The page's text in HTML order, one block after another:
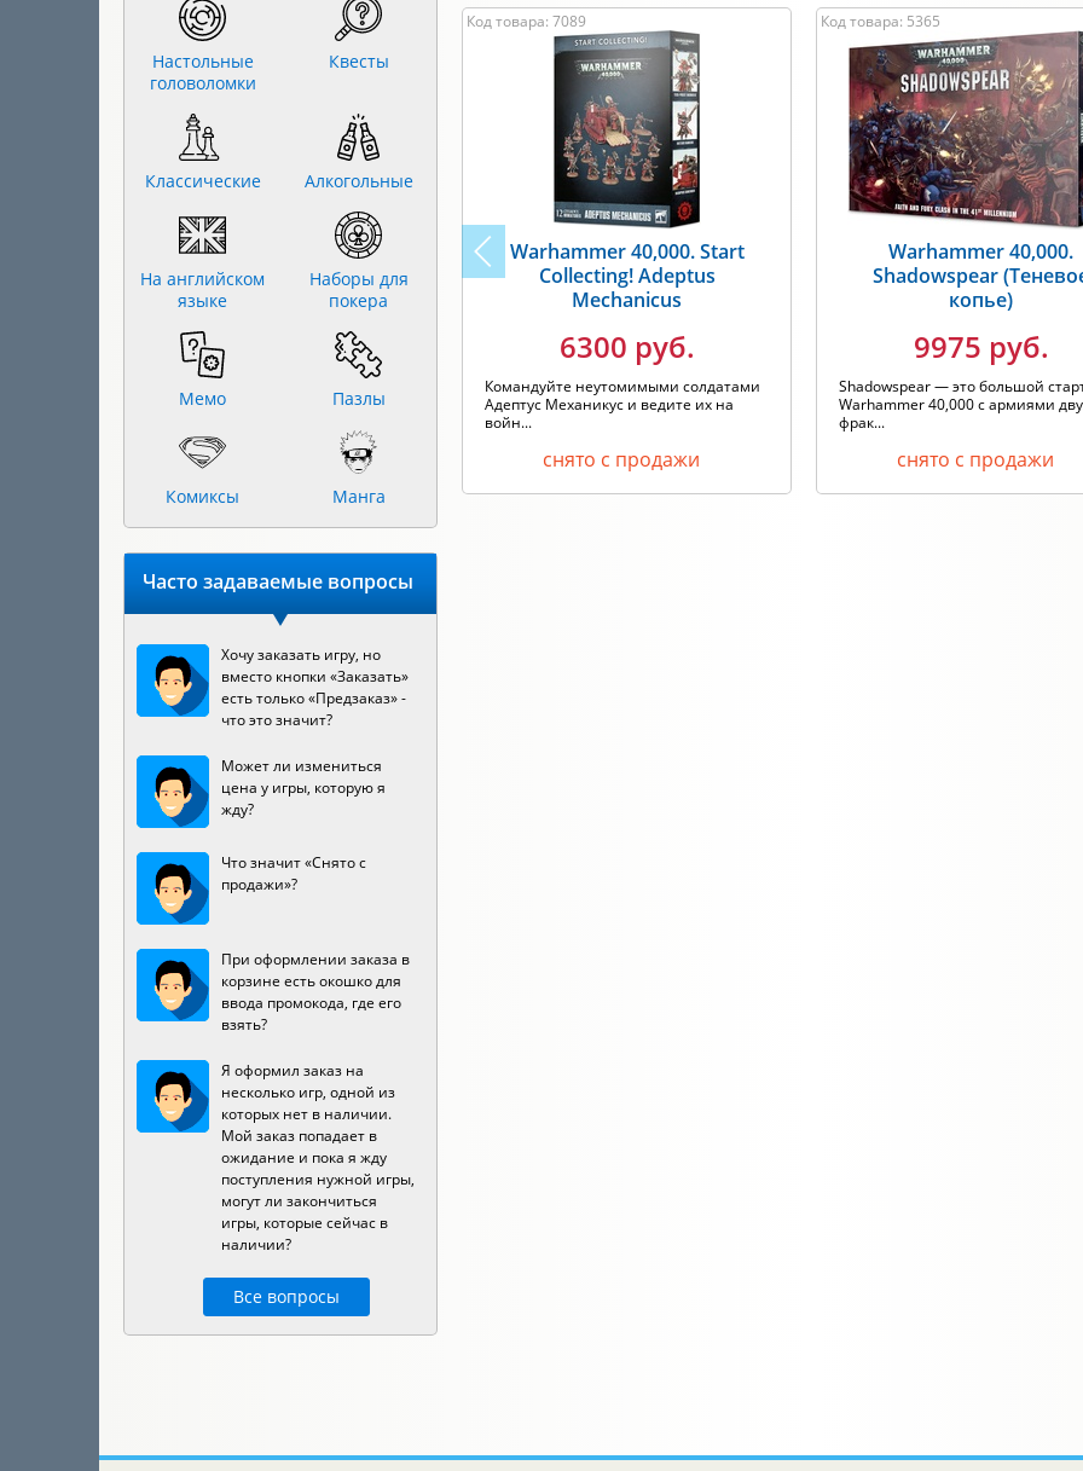
Код товара: 7089
Warhammer 40,000. Start
Collecting! Adeptus
Mechanicus
6300 руб.
Командуйте неутомимыми солдатами
Адептус Механикус и ведите их на
войн...
снято с продажи
Код товара: 5365
Warhammer 40,000.
Shadowspear
копье)
9975 руб.
Shadowspear — это большой
Warhammer 40,000 с армиями
фрак...
снято с продажи
Настольные
головоломки
Квесты
Классические Алкогольные
На английском
языке
Наборы для
покера
Мемо Пазлы
Комиксы Манга
Часто задаваемые вопросы
Хочу заказать игру, но
вместо кнопки «Заказать»
есть только «Предзаказ» -
что это значит?
Может ли измениться
цена у игры, которую я
жду?
Что значит «Снято с
продажи»?
При оформлении заказа в
корзине есть окошко для
ввода промокода, где его
взять?
Я оформил заказ на
несколько игр, одной из
которых нет в наличии.
Мой заказ попадает в
ожидание и пока я жду
поступления нужной игры,
могут ли закончиться
игры, которые сейчас в
наличии?
Все вопросы